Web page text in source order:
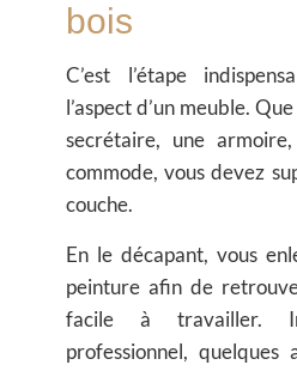
bois
C’est l’étape
l’aspect d’un meuble.
secrétaire, une
commode, vous devez
couche.
En le décapant, vous
peinture afin de
facile à travailler.
professionnel, quelques